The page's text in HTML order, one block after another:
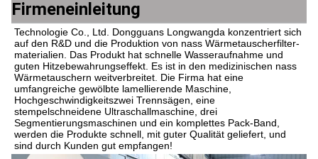
Firmeneinleitung
Technologie Co., Ltd. Dongguans Longwangda konzentriert sich
auf den R&D und die Produktion von nass Wärmetauscherfilter-
materialien. Das Produkt hat schnelle Wasseraufnahme und
guten Hitzebewahrungseffekt. Es ist in den medizinischen nass
Wärmetauschern weitverbreitet. Die Firma hat eine
umfangreiche gewölbte lamellierende Maschine,
Hochgeschwindigkeitszwei Trennsägen, eine
stempelschneidene Ultraschallmaschine, drei
Segmentierungsmaschinen und ein komplettes Pack-Band,
werden die Produkte schnell, mit guter Qualität geliefert, und
sind durch Kunden gut empfangen!